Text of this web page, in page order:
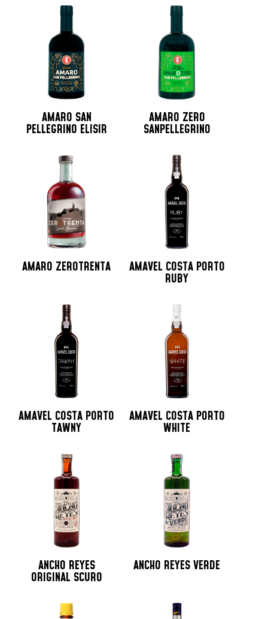
AMARO SAN
PELLEGRINO ELISIR
AMARO ZERO
SANPELLEGRINO
AMARO ZEROTRENTA AMAVEL COSTA PORTO
RUBY
AMAVEL COSTA PORTO
TAWNY
AMAVEL COSTA PORTO
WHITE
ANCHO REYES
ORIGINAL SCURO
ANCHO REYES VERDE